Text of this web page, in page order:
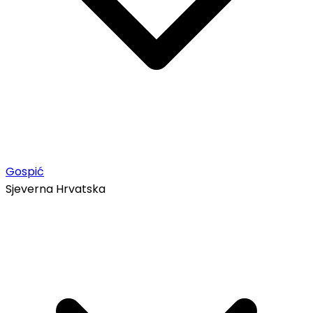
Gospić
Sjeverna Hrvatska